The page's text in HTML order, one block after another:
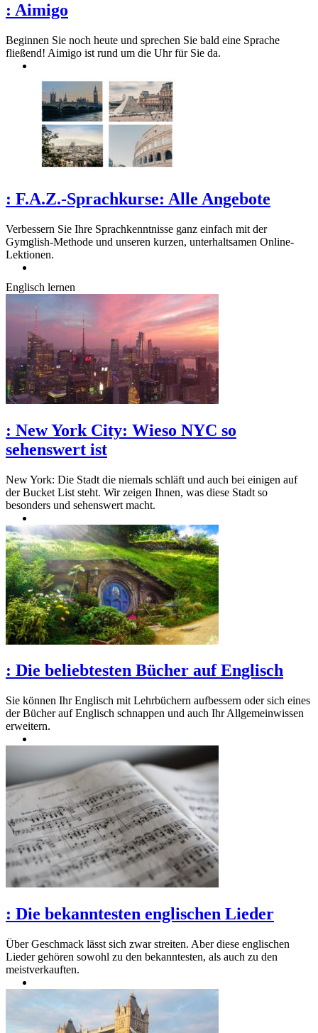
: Aimigo
Beginnen Sie noch heute und sprechen Sie bald eine Sprache
fließend! Aimigo ist rund um die Uhr für Sie da.
: F.A.Z.-Sprachkurse: Alle Angebote
Verbessern Sie Ihre Sprachkenntnisse ganz einfach mit der
Gymglish-Methode und unseren kurzen, unterhaltsamen Online-
Lektionen.
Englisch lernen
: New York City: Wieso NYC so
sehenswert ist
New York: Die Stadt die niemals schläft und auch bei einigen auf
der Bucket List steht. Wir zeigen Ihnen, was diese Stadt so
besonders und sehenswert macht.
: Die beliebtesten Bücher auf Englisch
Sie können Ihr Englisch mit Lehrbüchern aufbessern oder sich eines
der Bücher auf Englisch schnappen und auch Ihr Allgemeinwissen
erweitern.
: Die bekanntesten englischen Lieder
Über Geschmack lässt sich zwar streiten. Aber diese englischen
Lieder gehören sowohl zu den bekanntesten, als auch zu den
meistverkauften.